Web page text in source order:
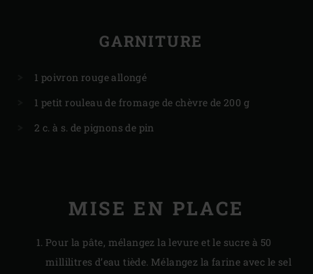
GARNITURE
1 poivron rouge allongé
1 petit rouleau de fromage de chèvre de 200 g
2 c. à s. de pignons de pin
MISE EN PLACE
Pour la pâte, mélangez la levure et le sucre à 50
millilitres d’eau tiède. Mélangez la farine avec le sel